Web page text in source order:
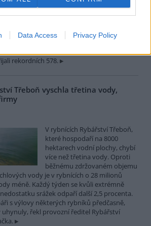
Data Access Privacy Policy
záchranné stanice pro volně
žijící živočichy přijímají více
mláďata ptáků nebo veverek. ČTK to
Fišerová. Během současné vlny veder
rekordních 578.
Třeboň vyschla třetina vody,
V rybnících Rybářství Třeboň,
které hospodaří na 8000
hektarech vodní plochy, chybí
více než třetina vody. Oproti
běžnému zdržovaném objemu
vody je v rybnících o 28 milionů
méně. Každý týden se kvůli extrémně
srážek odpaří další 2,5 procenta.
s výlovy některých rybníků předčasně,
řekl provozní ředitel Rybářství